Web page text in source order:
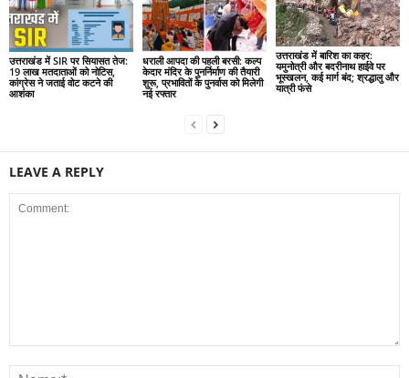
उत्तराखंड में SIR पर सियासत तेज:
19 लाख मतदाताओं को नोटिस,
कांग्रेस ने जताई वोट कटने की
आशंका
धराली आपदा की पहली बरसी: कल्प
केदार मंदिर के पुनर्निर्माण की तैयारी
शुरू, प्रभावितों के पुनर्वास को मिलेगी
नई रफ्तार
उत्तराखंड में बारिश का कहर:
यमुनोत्री और बदरीनाथ हाईवे पर
भूस्खलन, कई मार्ग बंद; श्रद्धालु और
यात्री फंसे
LEAVE A REPLY